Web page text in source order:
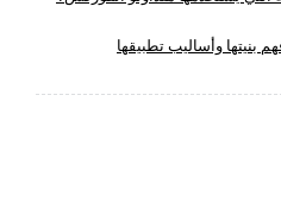
بنيتها وأساليب تطبيقها